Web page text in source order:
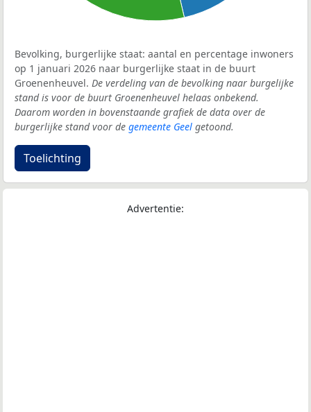
Bevolking, burgerlijke staat: aantal en percentage inwoners
op 1 januari 2026 naar burgerlijke staat in de buurt
Groenenheuvel. De verdeling van de bevolking naar burgelijke
stand is voor de buurt Groenenheuvel helaas onbekend.
Daarom worden in bovenstaande grafiek de data over de
burgerlijke stand voor de gemeente Geel getoond.
Toelichting
Advertentie: